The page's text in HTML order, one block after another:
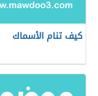
كيف تنام الأسماك